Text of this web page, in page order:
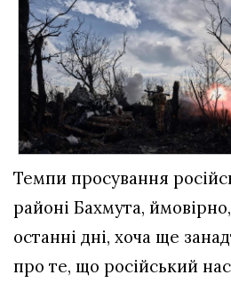
Темпи просування
районі Бахмута,
останні дні, хоча ще
про те, що російський